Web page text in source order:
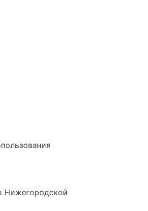
Нижегородской